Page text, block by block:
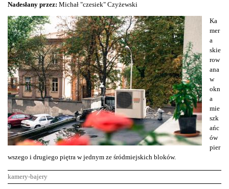
Nadesłany przez: Michał "czesiek" Czyżewski
Ka
mer
a
skie
row
ana
w
okn
a
mie
szk
ańc
ów
pier
wszego i drugiego piętra w jednym ze śródmiejskich bloków.
kamery-bajery